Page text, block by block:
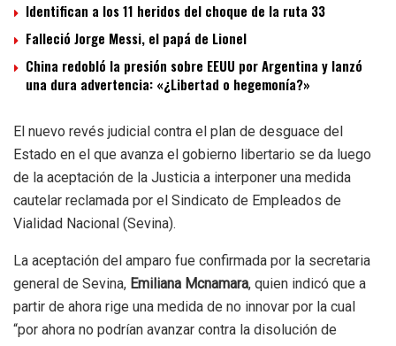
Identifican a los 11 heridos del choque de la ruta 33
Falleció Jorge Messi, el papá de Lionel
China redobló la presión sobre EEUU por Argentina y lanzó
una dura advertencia: «¿Libertad o hegemonía?»
El nuevo revés judicial contra el plan de desguace del
Estado en el que avanza el gobierno libertario se da luego
de la aceptación de la Justicia a interponer una medida
cautelar reclamada por el Sindicato de Empleados de
Vialidad Nacional (Sevina).
La aceptación del amparo fue confirmada por la secretaria
general de Sevina, Emiliana Mcnamara, quien indicó que a
partir de ahora rige una medida de no innovar por la cual
“por ahora no podrían avanzar contra la disolución de